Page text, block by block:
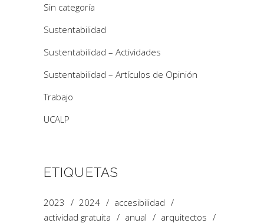
Sin categoría
Sustentabilidad
Sustentabilidad – Actividades
Sustentabilidad – Artículos de Opinión
Trabajo
UCALP
ETIQUETAS
2023 2024
accesibilidad
actividad gratuita
anual
arquitectos